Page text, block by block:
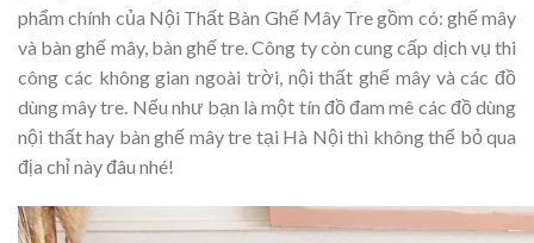
phẩm chính của Nội Thất Bàn Ghế Mây Tre gồm có: ghế mây
và bàn ghế mây, bàn ghế tre. Công ty còn cung cấp dịch vụ thi
công các không gian ngoài trời, nội thất ghế mây và các đồ
dùng mây tre. Nếu như bạn là một tín đồ đam mê các đồ dùng
nội thất hay bàn ghế mây tre tại Hà Nội thì không thể bỏ qua
địa chỉ này đâu nhé!